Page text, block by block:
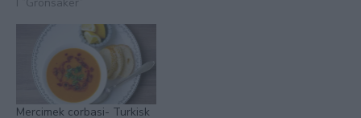
I ”Grönsaker”
Mercimek corbasi- Turkisk